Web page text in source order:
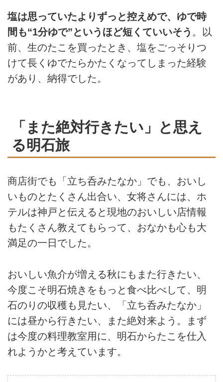
塩は思っていたよりずっと控えめで、ゆで時
間も“1分ゆで”というほど短くていいそう 。以
前、生のたこを買ったとき、塩をごっそりつ
けて長くゆでたらかたくなってしまった経験
があり、納得でした。
「また絶対行きたい」と思え
る明石旅
商店街でも「立ち呑みたなか」でも、おいし
いものとたくさん出合い、女将さんには、ホ
テルは神戸と伝えると現地のおいしい店情報
もたくさん教えてもらって、おなかも心も大
満足の一日でした。
おいしい魚介が増える秋にもまた行きたい、
今度こそ明石焼きをもっと食べ比べして、明
石のりの収穫も見たい、「立ち呑みたなか」
には昼から行きたい、また絶対来よう。まず
は今度の料理教室用に、明石からたこを仕入
れようかと考えています。